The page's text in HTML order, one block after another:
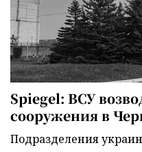
Spiegel: ВСУ
сооружения в
Подразделения